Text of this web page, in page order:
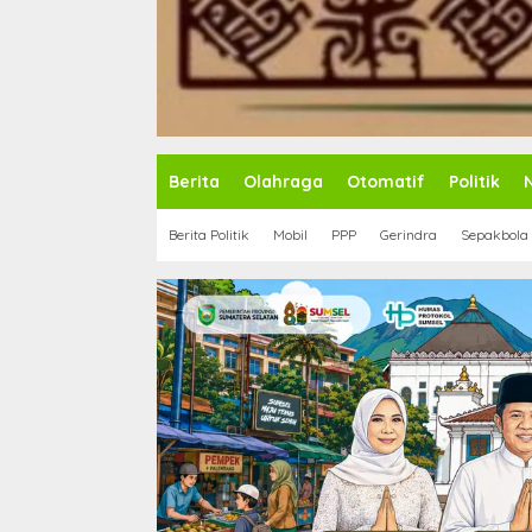
Berita Olahraga Otomatif Politik
Berita Politik Mobil PPP Gerindra Sepakbola